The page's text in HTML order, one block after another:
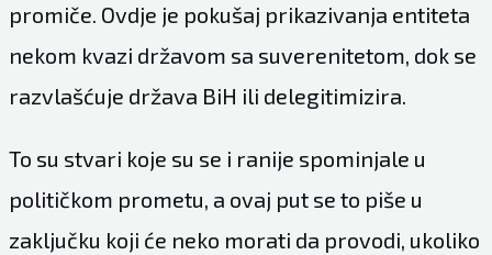
promiče. Ovdje je pokušaj prikazivanja entiteta
nekom kvazi državom sa suverenitetom, dok se
razvlašćuje država BiH ili delegitimizira.
To su stvari koje su se i ranije spominjale u
političkom prometu, a ovaj put se to piše u
zaključku koji će neko morati da provodi, ukoliko